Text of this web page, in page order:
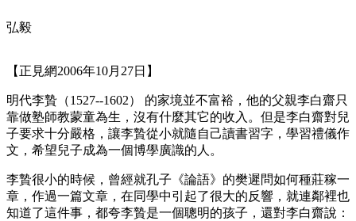
弘毅
【正見網2006年10月27日】
明代李贄（1527--1602） 的家境並不富裕，他的父親李白齋只
靠做塾師教蒙童為生，沒有什麼其它的收入。但是李白齋對兒
子要求十分嚴格，讓李贄從小就隨自己讀書習字，學習禮儀作
文，希望兒子成為一個博學廣識的人。
李贄很小的時候，曾經就孔子《論語》的樊遲問如何種莊稼一
章，作過一篇文章，在同學中引起了很大的反響，就連鄰裡也
知道了這件事，都夸李贄是一個聰明的孩子，還對李白齋說：